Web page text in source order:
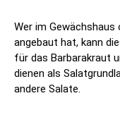
Wer im
angebaut hat, kann
für das Barbarakraut
dienen als
andere Salate.